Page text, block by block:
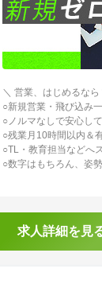
＼ 営業、はじめるなら
○新規営業・飛び込み
○ノルマなしで安心し
○残業月10時間以内＆
○TL・教育担当などへ
○数字はもちろん、姿
求人詳細を見